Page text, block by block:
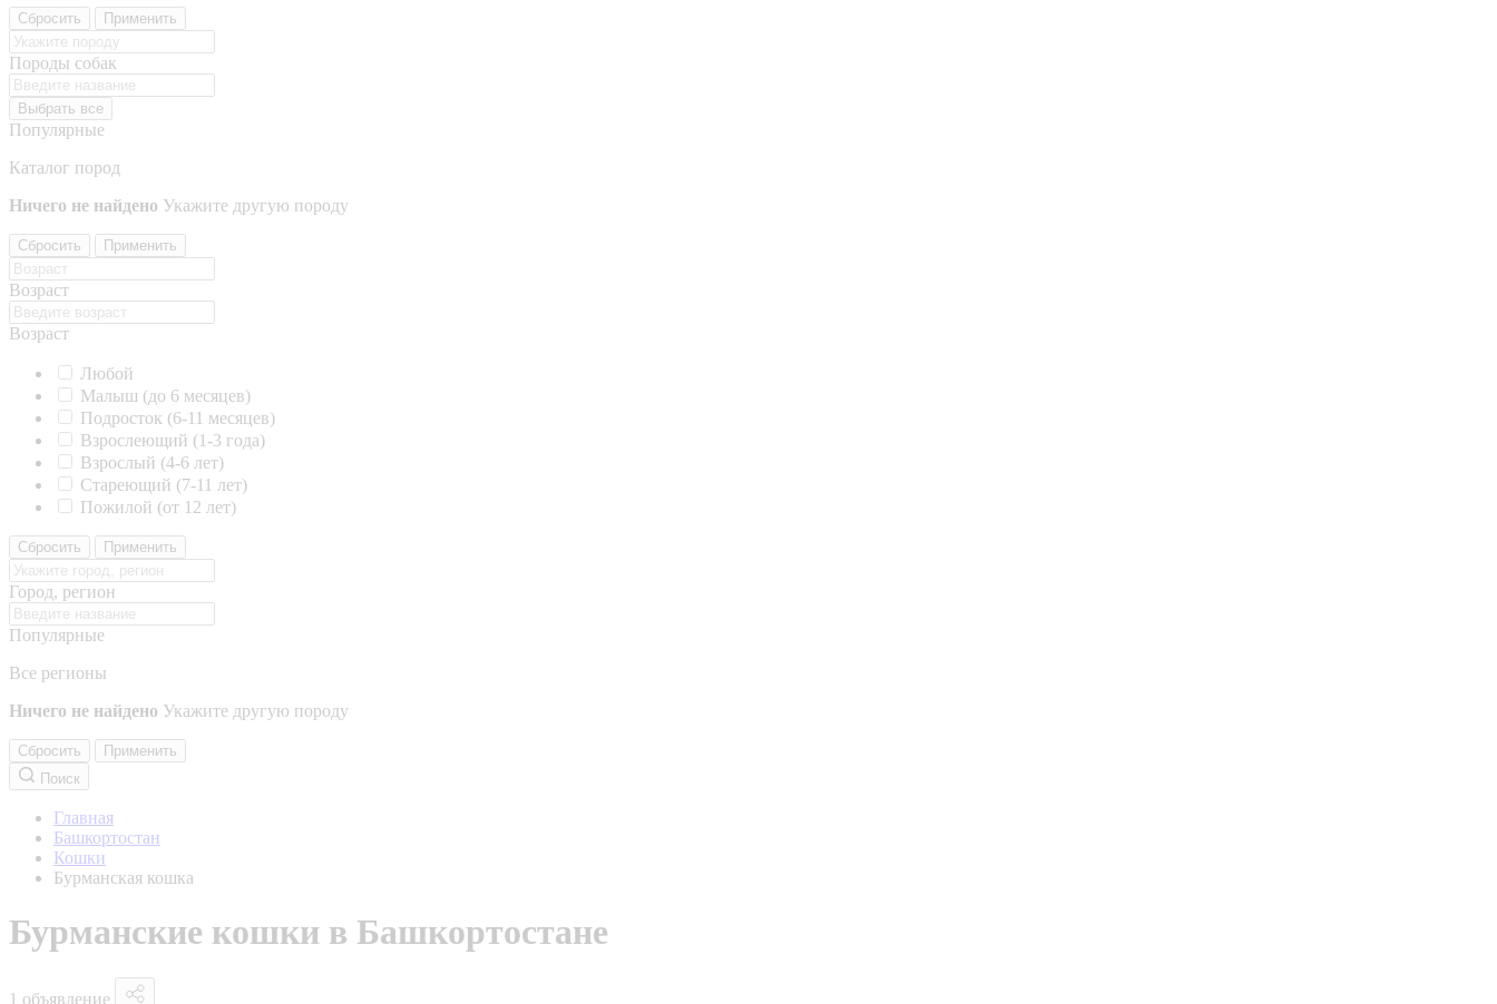
Сбросить Применить
Породы собак
Выбрать все
Популярные
Каталог пород
Ничего не найдено Укажите другую породу
Сбросить Применить
Возраст
Возраст
Любой
Малыш (до 6 месяцев)
Подросток (6-11 месяцев)
Взрослеющий (1-3 года)
Взрослый (4-6 лет)
Стареющий (7-11 лет)
Пожилой (от 12 лет)
Сбросить Применить
Город, регион
Популярные
Все регионы
Ничего не найдено Укажите другую породу
Сбросить
Применить
Поиск
Главная
Башкортостан
Кошки
Бурманская кошка
Бурманские кошки в Башкортостане
1 объявление